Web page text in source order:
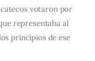
votaron por
representaba al
principios de ese